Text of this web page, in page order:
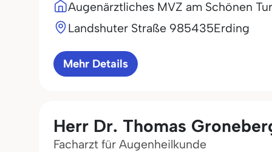
Augenärztliches MVZ am Schönen
Landshuter Straße 985435Erding
Mehr Details
Herr Dr. Thomas
Facharzt für Augenheilkunde